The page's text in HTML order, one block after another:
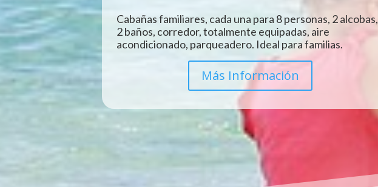
Cabañas familiares, cada una para 8 personas, 2 alcobas,
2 baños, corredor, totalmente equipadas, aire
acondicionado, parqueadero. Ideal para familias.
Más Información